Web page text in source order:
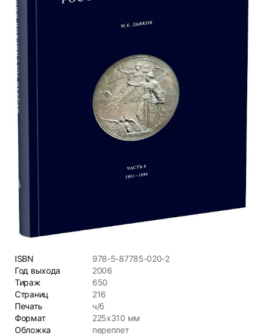
ISBN
978-5-87785-020-2
Год выхода
2006
Тираж
650
Страниц
216
Печать
ч/б
Формат
225х310 мм
Обложка
переплет